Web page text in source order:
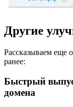
Другие
Рассказываем еще
ранее:
Быстрый
домена